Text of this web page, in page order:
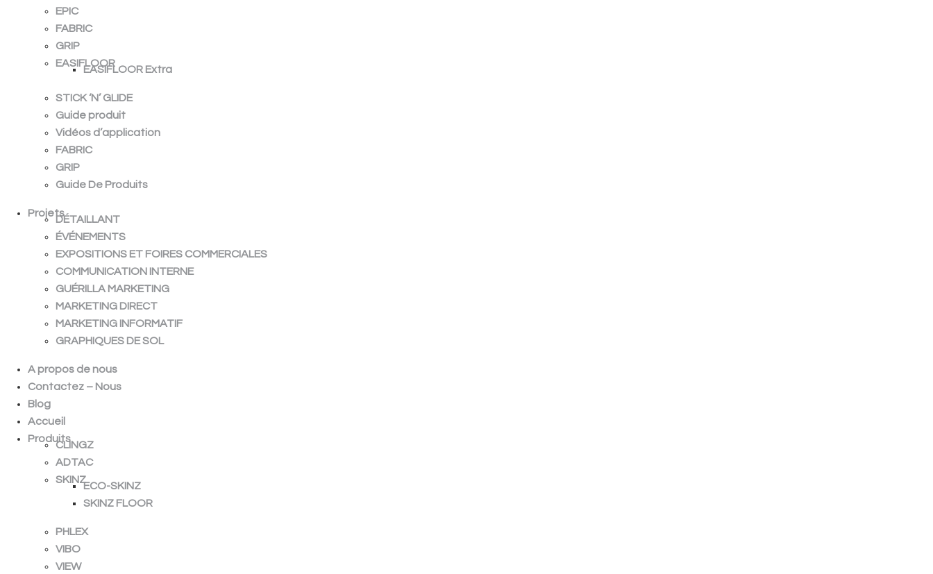
EPIC
FABRIC
GRIP
EASIFLOOR
EASIFLOOR Extra
STICK ‘N’ GLIDE
Guide produit
Vidéos d’application
FABRIC
GRIP
Guide De Produits
Projets
DÉTAILLANT
ÉVÉNEMENTS
EXPOSITIONS ET FOIRES COMMERCIALES
COMMUNICATION INTERNE
GUÉRILLA MARKETING
MARKETING DIRECT
MARKETING INFORMATIF
GRAPHIQUES DE SOL
A propos de nous
Contactez – Nous
Blog
Accueil
Produits
CLINGZ
ADTAC
SKINZ
ECO-SKINZ
SKINZ FLOOR
PHLEX
VIBO
VIEW